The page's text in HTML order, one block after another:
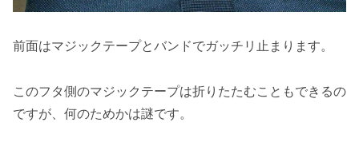
前面はマジックテープとバンドでガッチリ止まります。
このフタ側のマジックテープは折りたたむこともできるの
ですが、何のためかは謎です。